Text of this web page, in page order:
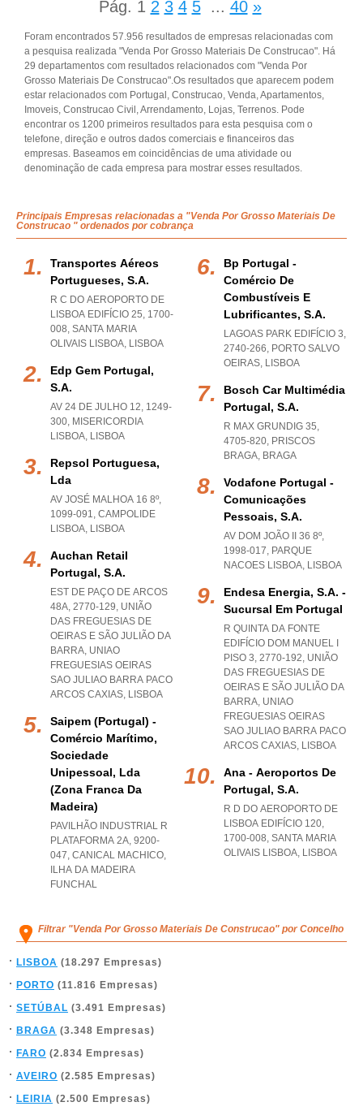
Pág. 1 2 3 4 5 ... 40 »
Foram encontrados 57.956 resultados de empresas relacionadas com
a pesquisa realizada "Venda Por Grosso Materiais De Construcao". Há
29 departamentos com resultados relacionados com "Venda Por
Grosso Materiais De Construcao".Os resultados que aparecem podem
estar relacionados com Portugal, Construcao, Venda, Apartamentos,
Imoveis, Construcao Civil, Arrendamento, Lojas, Terrenos. Pode
encontrar os 1200 primeiros resultados para esta pesquisa com o
telefone, direção e outros dados comerciais e financeiros das
empresas. Baseamos em coincidências de uma atividade ou
denominação de cada empresa para mostrar esses resultados.
Principais Empresas relacionadas a "Venda Por Grosso Materiais De
Construcao " ordenados por cobrança
Transportes Aéreos
Portugueses, S.a.
R C DO AEROPORTO DE
LISBOA EDIFÍCIO 25, 1700-
008, SANTA MARIA
OLIVAIS LISBOA, LISBOA
Edp Gem Portugal,
S.a.
AV 24 DE JULHO 12, 1249-
300, MISERICORDIA
LISBOA, LISBOA
Repsol Portuguesa,
Lda
AV JOSÉ MALHOA 16 8º,
1099-091, CAMPOLIDE
LISBOA, LISBOA
Auchan Retail
Portugal, S.a.
EST DE PAÇO DE ARCOS
48A, 2770-129, UNIÃO
DAS FREGUESIAS DE
OEIRAS E SÃO JULIÃO DA
BARRA, UNIAO
FREGUESIAS OEIRAS
SAO JULIAO BARRA PACO
ARCOS CAXIAS, LISBOA
Saipem (portugal) -
Comércio Marítimo,
Sociedade
Unipessoal, Lda
(zona Franca Da
Madeira)
PAVILHÃO INDUSTRIAL R
PLATAFORMA 2A, 9200-
047, CANICAL MACHICO,
ILHA DA MADEIRA
FUNCHAL
Bp Portugal -
Comércio De
Combustíveis E
Lubrificantes, S.a.
LAGOAS PARK EDIFÍCIO 3,
2740-266, PORTO SALVO
OEIRAS, LISBOA
Bosch Car Multimédia
Portugal, S.a.
R MAX GRUNDIG 35,
4705-820, PRISCOS
BRAGA, BRAGA
Vodafone Portugal -
Comunicações
Pessoais, S.a.
AV DOM JOÃO II 36 8º,
1998-017, PARQUE
NACOES LISBOA, LISBOA
Endesa Energia, S.a. -
Sucursal Em Portugal
R QUINTA DA FONTE
EDIFÍCIO DOM MANUEL I
PISO 3, 2770-192, UNIÃO
DAS FREGUESIAS DE
OEIRAS E SÃO JULIÃO DA
BARRA, UNIAO
FREGUESIAS OEIRAS
SAO JULIAO BARRA PACO
ARCOS CAXIAS, LISBOA
Ana - Aeroportos De
Portugal, S.a.
R D DO AEROPORTO DE
LISBOA EDIFÍCIO 120,
1700-008, SANTA MARIA
OLIVAIS LISBOA, LISBOA
Filtrar "Venda Por Grosso Materiais De Construcao" por Concelho
LISBOA (18.297 Empresas)
PORTO (11.816 Empresas)
SETÚBAL (3.491 Empresas)
BRAGA (3.348 Empresas)
FARO (2.834 Empresas)
AVEIRO (2.585 Empresas)
LEIRIA (2.500 Empresas)